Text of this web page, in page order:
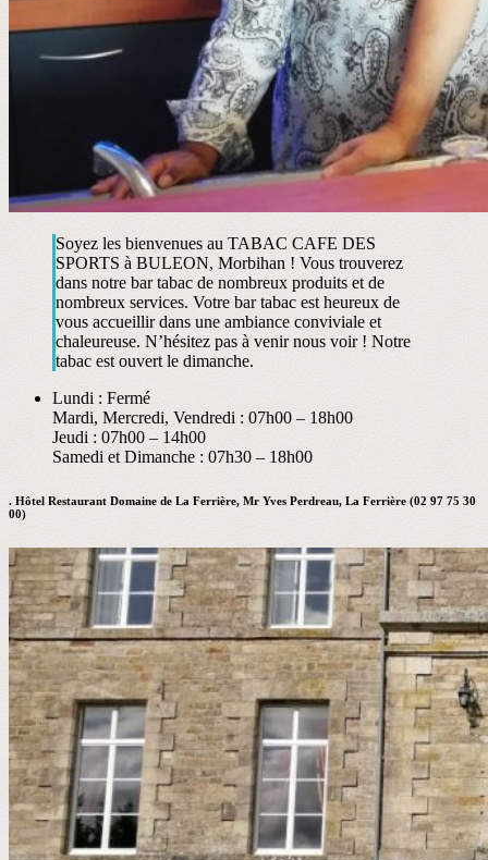
Soyez les bienvenues au TABAC CAFE DES
SPORTS à BULEON, Morbihan ! Vous trouverez
dans notre bar tabac de nombreux produits et de
nombreux services. Votre bar tabac est heureux de
vous accueillir dans une ambiance conviviale et
chaleureuse. N’hésitez pas à venir nous voir ! Notre
tabac est ouvert le dimanche.
Lundi : Fermé
Mardi, Mercredi, Vendredi : 07h00 – 18h00
Jeudi : 07h00 – 14h00
Samedi et Dimanche : 07h30 – 18h00
. Hôtel Restaurant Domaine de La Ferrière, Mr Yves Perdreau, La Ferrière (02 97 75 30
00)